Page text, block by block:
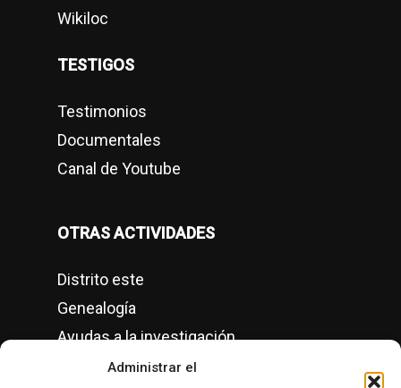
Administrar el
Wikiloc
TESTIGOS
Testimonios
Documentales
Canal de Youtube
OTRAS ACTIVIDADES
Distrito este
Genealogía
Ayudas a la investigación
Conciertos